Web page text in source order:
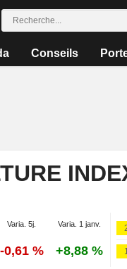
Conseils
Varia. 5j. Varia. 1 janv.
-0,61 % +8,88 %